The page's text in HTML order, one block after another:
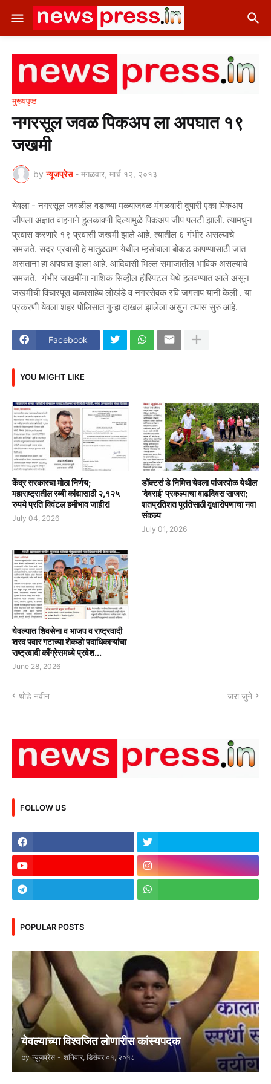
मुख्यपृष्ठ
नगरसूल जवळ पिकअप ला अपघात १९
जखमी
by न्यूजप्रेस - मंगळवार, मार्च १२, २०१३
येवला - नगरसूल जवळील वडाच्या मळ्याजवळ मंगळवारी दुपारी एका पिकअप
जीपला अज्ञात वाहनाने हुलकावणी दिल्यामुळे पिकअप जीप पलटी झाली. त्यामधुन
प्रवास करणारे १९ प्रवासी जखमी झाले आहे. त्यातील ६ गंभीर असल्याचे
समजते. सदर प्रवासी हे मातुळठाण येथील म्हसोबाला बोकड कापण्यासाठी जात
असताना हा अपघात झाला आहे. आदिवासी भिल्ल समाजातील भाविक असल्याचे
समजते. गंभीर जखमींना नाशिक सिव्हील हॉस्पिटल येथे हलवण्यात आले असून
जखमीची विचारपूस बाळासाहेब लोखंडे व नगरसेवक रवि जगताप यांनी केली . या
प्रकरणी येवला शहर पोलिसात गुन्हा दाखल झालेला असुन तपास सुरु आहे.
Facebook
YOU MIGHT LIKE
केंद्र सरकारचा मोठा निर्णय;
महाराष्ट्रातील रब्बी कांद्यासाठी २,१२५
रुपये प्रति क्विंटल हमीभाव जाहीर!
July 04, 2026
डॉक्टर्स डे निमित्त येवला पांजरपोळ येथील
‘देवराई’ प्रकल्पाचा वाढदिवस साजरा;
शतप्रतिशत पूर्ततेसाठी वृक्षारोपणाचा नवा
संकल्प
July 01, 2026
येवल्यात शिवसेना व भाजप व राष्ट्रवादी
शरद पवार गटाच्या शेकडो पदाधिकाऱ्यांचा
राष्ट्रवादी काँग्रेसमध्ये प्रवेश...
June 28, 2026
थोडे नवीन जरा जुने
FOLLOW US
POPULAR POSTS
येवल्याच्या विश्वजित लोणारीस कांस्यपदक
by न्यूजप्रेस - शनिवार, डिसेंबर ०१, २०१८